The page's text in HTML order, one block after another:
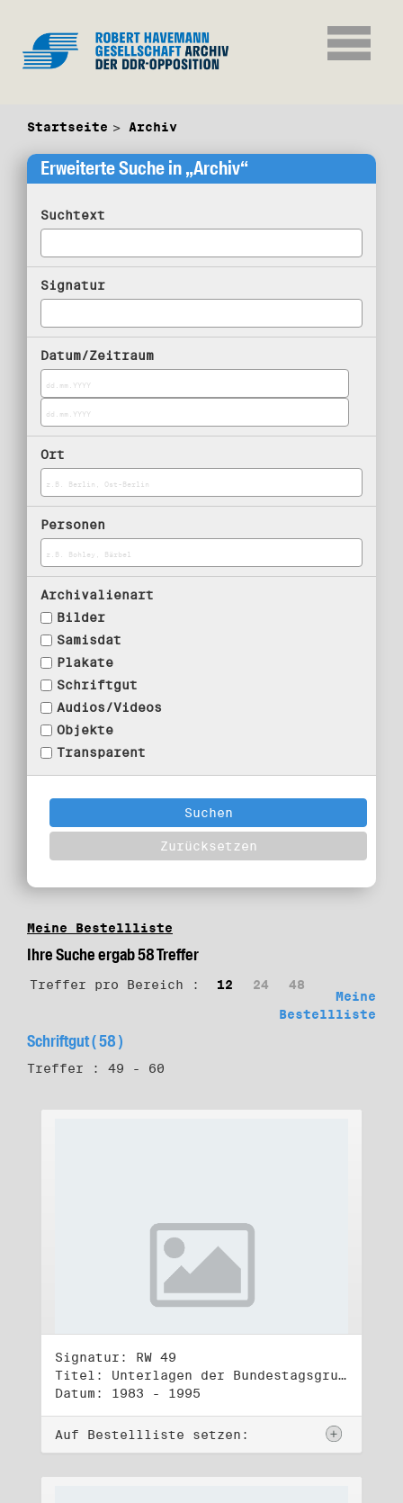
Startseite Archiv
Erweiterte Suche in „Archiv“
Suchtext
Signatur
Datum/Zeitraum
Ort
Personen
Archivalienart
Bilder
Samisdat
Plakate
Schriftgut
Audios/Videos
Objekte
Transparent
Meine Bestellliste
Ihre Suche ergab 58 Treffer
Treffer pro Bereich : 12 24
48
Meine
Bestellliste
Schriftgut ( 58 )
Treffer : 49 - 60
Signatur: RW 49
Titel: Unterlagen der Bundestagsgruppe und -fraktion Bündnis 90/Die Grünen (5)
Datum: 1983 - 1995
Auf Bestellliste setzen: